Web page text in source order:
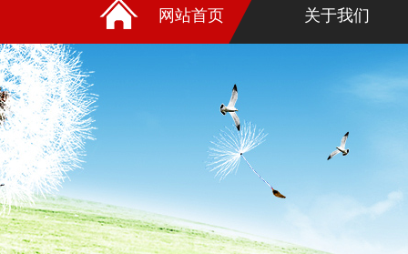
网站首页 关于我们